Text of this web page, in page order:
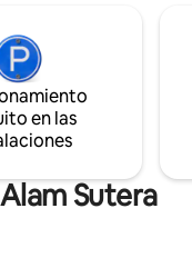
centro
de
con
Universidad
suizo-
centro
en las
Sutera